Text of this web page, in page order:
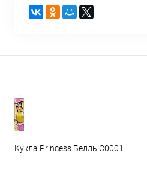
Кукла Princess Белль C0001